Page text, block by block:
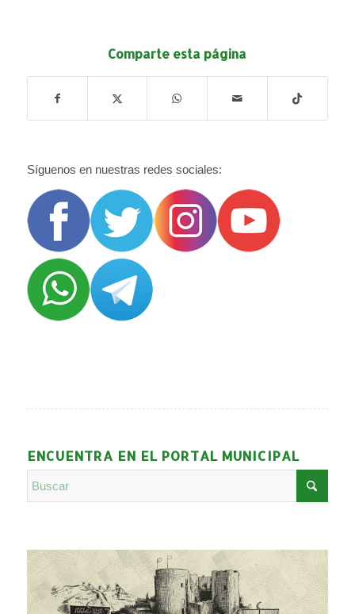
Comparte esta página
Síguenos en nuestras redes sociales:
ENCUENTRA EN EL PORTAL MUNICIPAL